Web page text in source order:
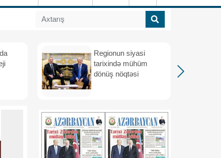
Regionun siyasi
tarixində mühüm
dönüş nöqtəsi